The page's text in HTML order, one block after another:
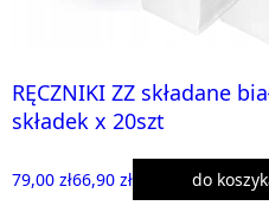
RĘCZNIKI ZZ składane
składek x 20szt
79,00 zł66,90 zł do